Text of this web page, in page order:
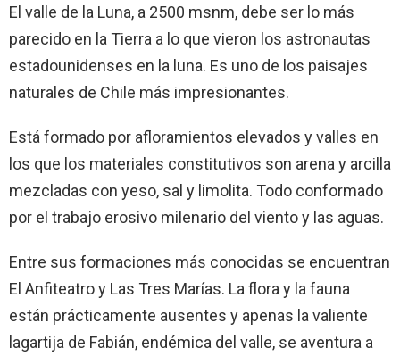
El valle de la Luna, a 2500 msnm, debe ser lo más
parecido en la Tierra a lo que vieron los astronautas
estadounidenses en la luna. Es uno de los paisajes
naturales de Chile más impresionantes.
Está formado por afloramientos elevados y valles en
los que los materiales constitutivos son arena y arcilla
mezcladas con yeso, sal y limolita. Todo conformado
por el trabajo erosivo milenario del viento y las aguas.
Entre sus formaciones más conocidas se encuentran
El Anfiteatro y Las Tres Marías. La flora y la fauna
están prácticamente ausentes y apenas la valiente
lagartija de Fabián, endémica del valle, se aventura a